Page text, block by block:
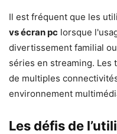
Il est fréquent que les
vs écran pc lorsque
divertissement familial
séries en streaming. Les
de multiples
environnement
Les défis de